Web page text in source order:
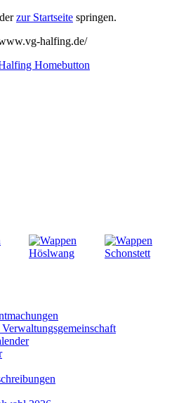
zur Startseite springen.
halfing.de/